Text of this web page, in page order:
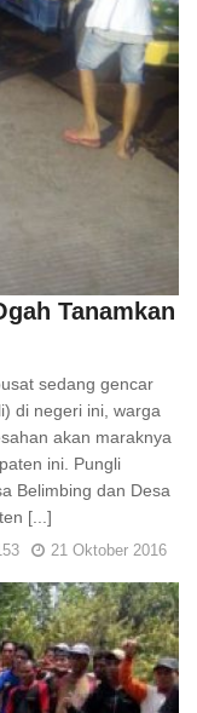
Tanamkan
sedang gencar
di negeri ini, warga
akan maraknya
ini. Pungli
Belimbing dan Desa
[...]
21 Oktober 2016